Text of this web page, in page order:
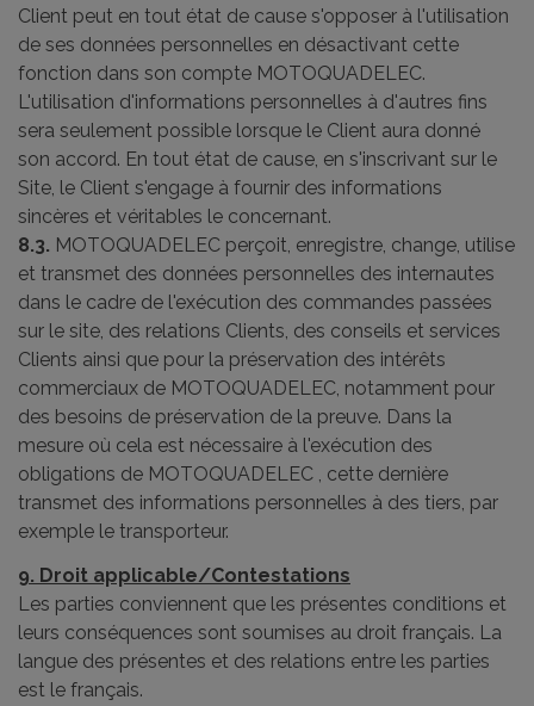
Client peut en tout état de cause s'opposer à l'utilisation
de ses données personnelles en désactivant cette
fonction dans son compte MOTOQUADELEC.
L'utilisation d'informations personnelles à d'autres fins
sera seulement possible lorsque le Client aura donné
son accord. En tout état de cause, en s'inscrivant sur le
Site, le Client s'engage à fournir des informations
sincères et véritables le concernant.
8.3. MOTOQUADELEC perçoit, enregistre, change, utilise
et transmet des données personnelles des internautes
dans le cadre de l'exécution des commandes passées
sur le site, des relations Clients, des conseils et services
Clients ainsi que pour la préservation des intérêts
commerciaux de MOTOQUADELEC, notamment pour
des besoins de préservation de la preuve. Dans la
mesure où cela est nécessaire à l'exécution des
obligations de MOTOQUADELEC , cette dernière
transmet des informations personnelles à des tiers, par
exemple le transporteur.
9. Droit applicable/Contestations
Les parties conviennent que les présentes conditions et
leurs conséquences sont soumises au droit français. La
langue des présentes et des relations entre les parties
est le français.